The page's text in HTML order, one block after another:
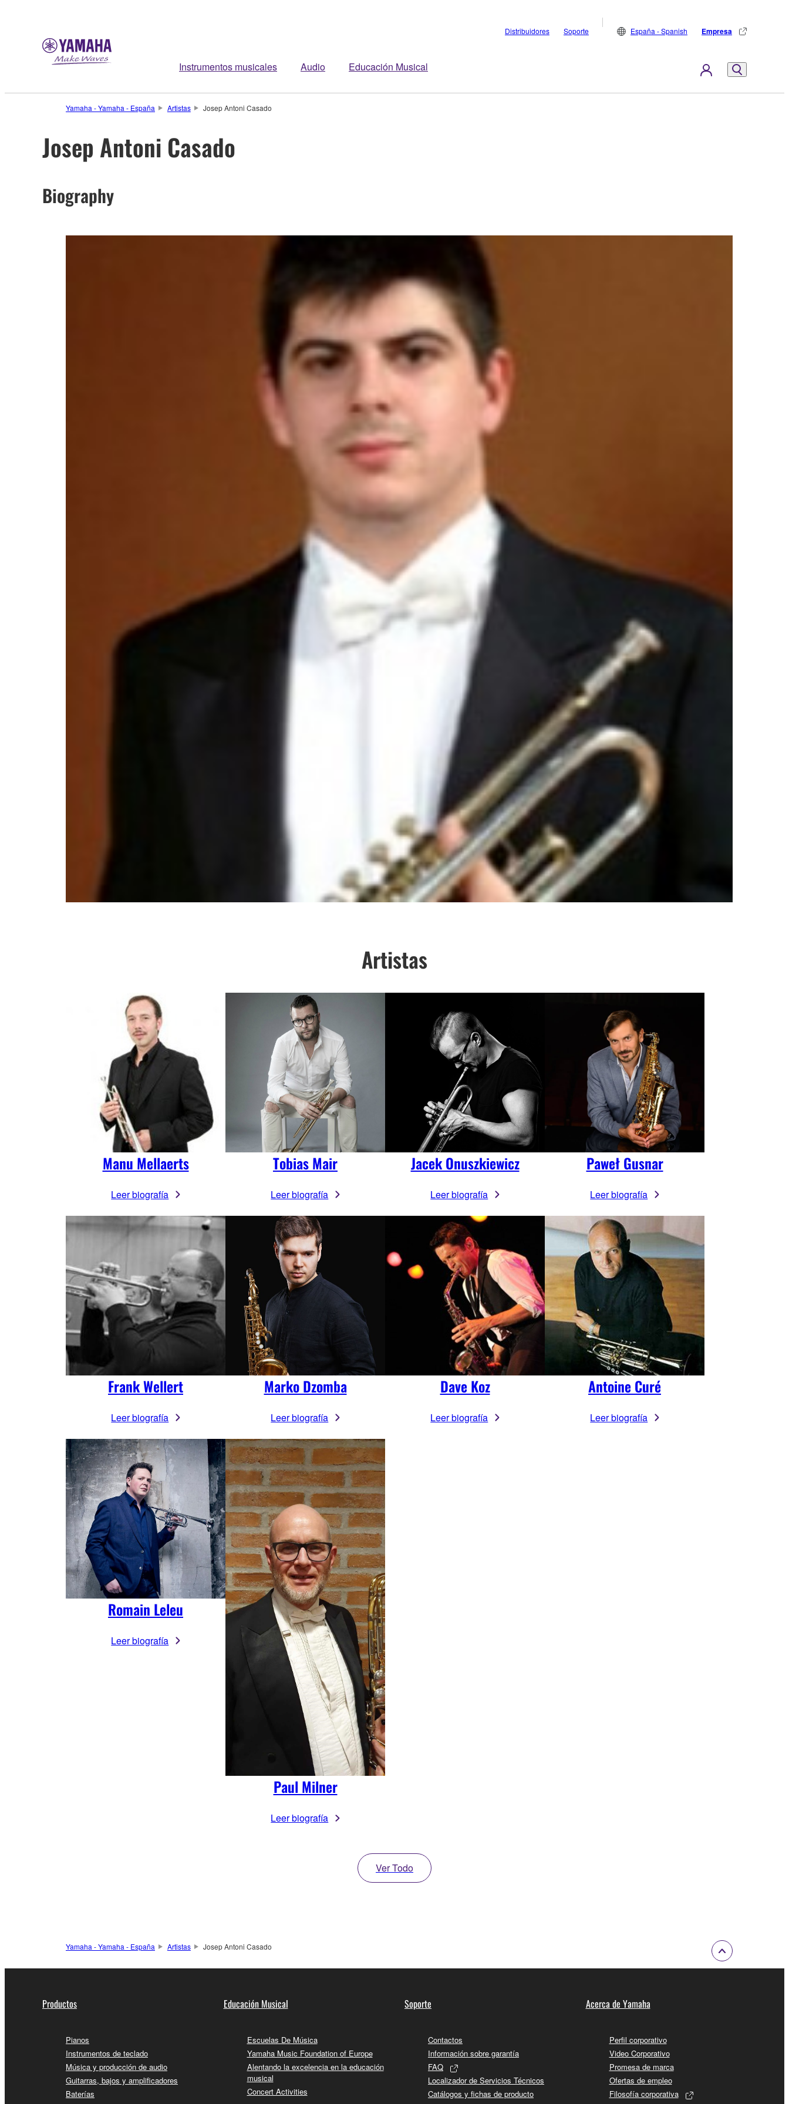
Instrumentos musicales Audio Educación Musical
Distribuidores Soporte España - Spanish Empresa
Yamaha - Yamaha - España Artistas Josep Antoni Casado
Josep Antoni Casado
Biography
Artistas
Manu Mellaerts
Leer biografía
Tobias Mair
Leer biografía
Jacek Onuszkiewicz
Leer biografía
Paweł Gusnar
Leer biografía
Frank Wellert
Leer biografía
Marko Dzomba
Leer biografía
Dave Koz
Leer biografía
Antoine Curé
Leer biografía
Romain Leleu
Leer biografía
Paul Milner
Leer biografía
Ver Todo
Yamaha - Yamaha - España Artistas Josep Antoni Casado
Productos
Pianos
Instrumentos de teclado
Música y producción de audio
Guitarras, bajos y amplificadores
Baterías
Educación Musical
Escuelas De Música
Yamaha Music Foundation of Europe
Alentando la excelencia en la educación
musical
Concert Activities
Soporte
Contactos
Información sobre garantía
FAQ
Localizador de Servicios Técnicos
Catálogos y fichas de producto
Acerca de Yamaha
Perfil corporativo
Video Corporativo
Promesa de marca
Ofertas de empleo
Filosofía corporativa